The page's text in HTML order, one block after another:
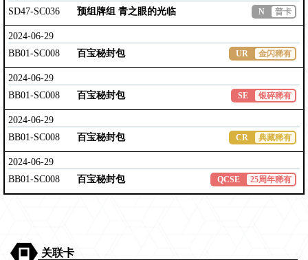
SD47-SC036
预组牌组 青之眼的光临 N 普卡
2024-06-29
BB01-SC008
百宝秘封包 UR 金闪稀有
2024-06-29
BB01-SC008
百宝秘封包 SE 银碎稀有
2024-06-29
BB01-SC008
百宝秘封包 CR 典藏稀有
2024-06-29
BB01-SC008
百宝秘封包 QCSE 25周年稀有
关联卡